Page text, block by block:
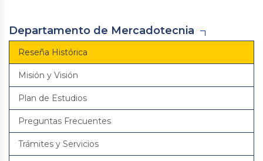
Departamento de Mercadotecnia
Reseña Histórica
Misión y Visión
Plan de Estudios
Preguntas Frecuentes
Trámites y Servicios